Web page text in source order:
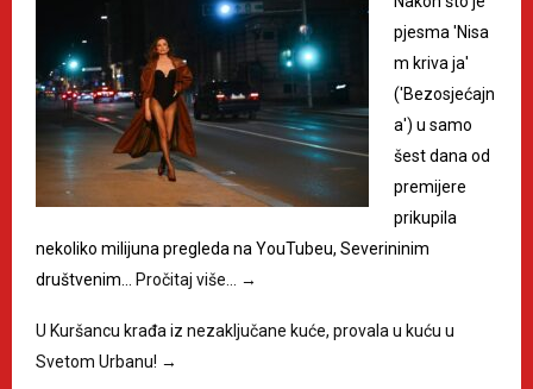
pjesma 'Nisa
m kriva ja'
('Bezosjećajn
a') u samo
šest dana od
premijere
prikupila
nekoliko milijuna pregleda na YouTubeu, Severininim
društvenim… Pročitaj više… →
U Kuršancu krađa iz nezaključane kuće, provala u kuću u
Svetom Urbanu! →